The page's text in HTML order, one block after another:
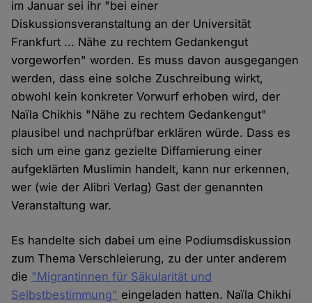
im Januar sei ihr "bei einer
Diskussionsveranstaltung an der Universität
Frankfurt ... Nähe zu rechtem Gedankengut
vorgeworfen" worden. Es muss davon ausgegangen
werden, dass eine solche Zuschreibung wirkt,
obwohl kein konkreter Vorwurf erhoben wird, der
Naïla Chikhis "Nähe zu rechtem Gedankengut"
plausibel und nachprüfbar erklären würde. Dass es
sich um eine ganz gezielte Diffamierung einer
aufgeklärten Muslimin handelt, kann nur erkennen,
wer (wie der Alibri Verlag) Gast der genannten
Veranstaltung war.
Es handelte sich dabei um eine Podiumsdiskussion
zum Thema Verschleierung, zu der unter anderem
die "Migrantinnen für Säkularität und
Selbstbestimmung" eingeladen hatten. Naïla Chikhi